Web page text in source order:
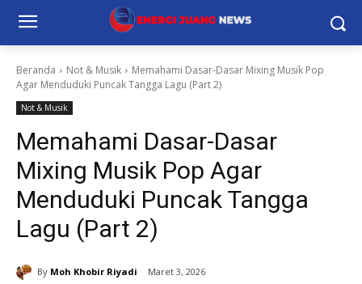
Beranda Not & Musik
Memahami Dasar-Dasar Mixing Musik Pop
Agar Menduduki Puncak Tangga Lagu (Part 2)
Not & Musik
Memahami Dasar-Dasar
Mixing Musik Pop Agar
Menduduki Puncak Tangga
Lagu (Part 2)
By Moh Khobir Riyadi Maret 3, 2026